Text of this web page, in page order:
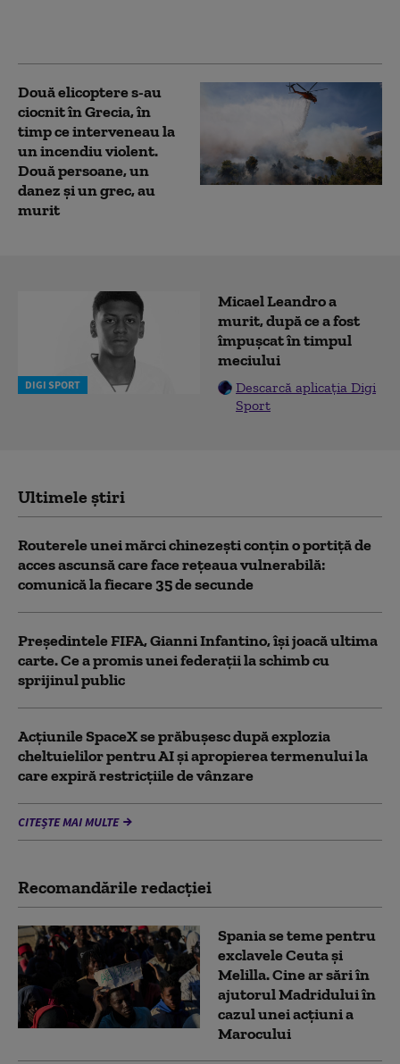
Două elicoptere s-au
ciocnit în Grecia, în
timp ce interveneau la
un incendiu violent.
Două persoane, un
danez și un grec, au
murit
DIGI SPORT
Micael Leandro a
murit, după ce a fost
împușcat în timpul
meciului
Descarcă aplicația Digi
Sport
Ultimele știri
Routerele unei mărci chinezești conțin o portiță de
acces ascunsă care face rețeaua vulnerabilă:
comunică la fiecare 35 de secunde
Președintele FIFA, Gianni Infantino, îşi joacă ultima
carte. Ce a promis unei federații la schimb cu
sprijinul public
Acţiunile SpaceX se prăbuşesc după explozia
cheltuielilor pentru AI şi apropierea termenului la
care expiră restricţiile de vânzare
CITEȘTE MAI MULTE
Recomandările redacţiei
Spania se teme pentru
exclavele Ceuta și
Melilla. Cine ar sări în
ajutorul Madridului în
cazul unei acțiuni a
Marocului